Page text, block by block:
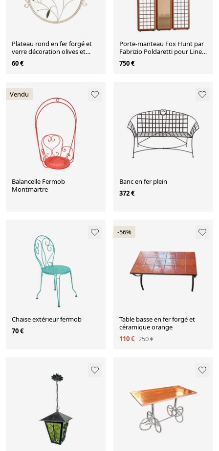
Plateau rond en fer forgé et
verre décoration olives et
feuillage
60 €
Porte-manteau Fox Hunt par
Fabrizio Poldaretti pour Linea
Arredamenti, années 1980,
ensemble de 3.
750 €
Vendu
Balancelle Fermob
Montmartre
Banc en fer plein
372 €
Chaise extérieur fermob
70 €
-56%
Table basse en fer forgé et
céramique orange
110 € 250 €